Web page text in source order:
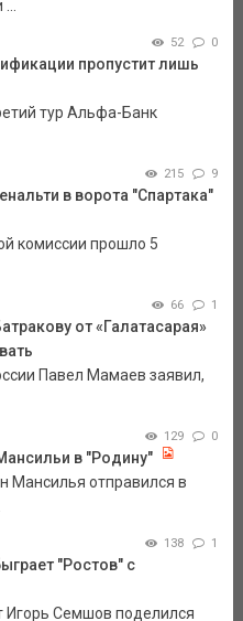
52 0
пропустит лишь
тур Альфа-Банк
215 9
в ворота "Спартака"
комиссии прошло 5
66 1
от «Галатасарая»
Павел Мамаев заявил,
129 0
в "Родину"
Мансилья отправился в
138 1
"Ростов" с
Игорь Семшов поделился